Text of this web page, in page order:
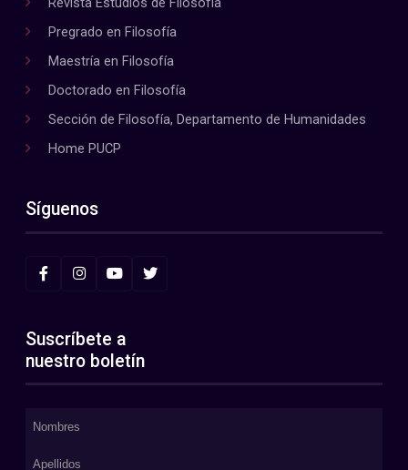
Pregrado en Filosofía
Maestría en Filosofía
Doctorado en Filosofía
Sección de Filosofía, Departamento de Humanidades
Home PUCP
Síguenos
Suscríbete a
nuestro boletín